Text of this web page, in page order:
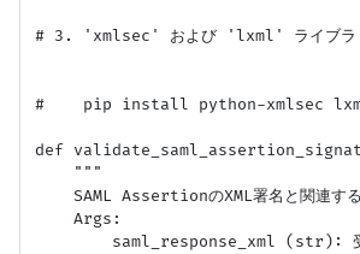
# 3. 'xmlsec' および 'lxml' ライブラリ
#    pip install python-xmlsec
def
    """
SAML AssertionのXML署名と関連する
    Args:
saml_response_xml (str):